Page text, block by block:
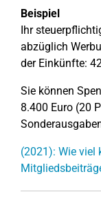
Beispiel
Ihr
abzüglich
der Einkünfte:
Sie können
8.400 Euro (20
(2021): Wie viel